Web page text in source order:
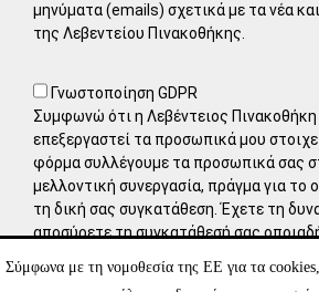
Σύμφωνα με τη νομοθεσία της ΕΕ για τα cookies,
μηνύματα (emails) σχετικά με τα νέα
της Λεβεντείου Πινακοθήκης.
Γνωστοποίηση GDPR
Συμφωνώ ότι η Λεβέντειος Πινακοθήκη
επεξεργαστεί τα προσωπικά μου
φόρμα συλλέγουμε τα προσωπικά σας
μελλοντική συνεργασία, πράγμα για το
τη δική σας συγκατάθεση. Έχετε τη
αποσύρετε τη συγκατάθεσή σας
Μάθετε περισσότερα για τον τρόπο